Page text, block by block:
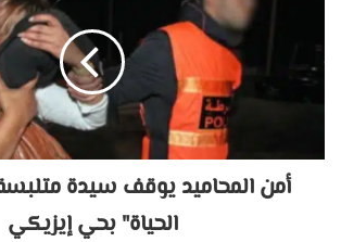
أمن المحاميد يوقف سيدة
الحياة" بحي إيزيكي